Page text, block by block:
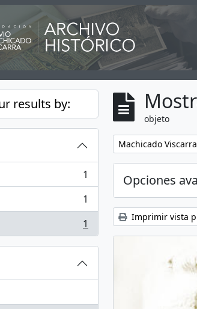
results by:
1
1
1
objeto
Remove filter:
Machicado
Opciones
Imprimir vista